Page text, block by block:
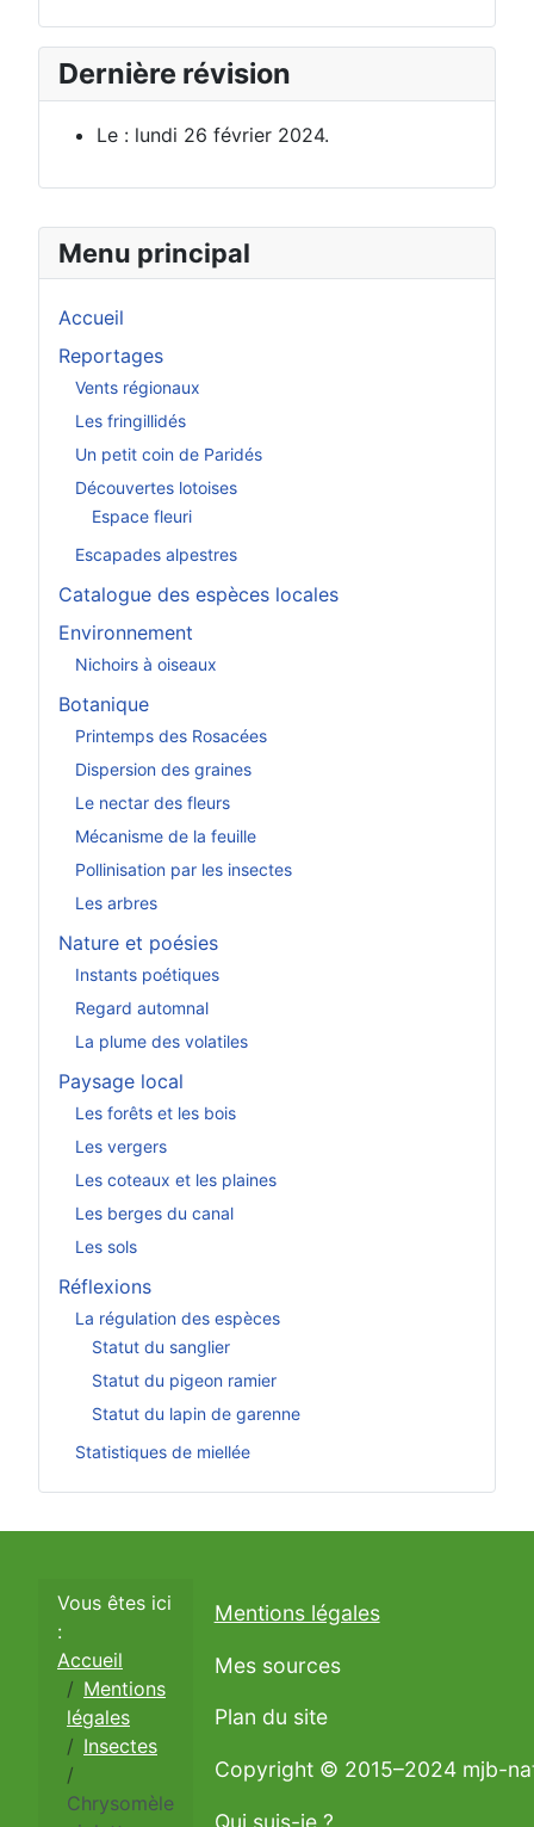
Menu principal
Accueil
Reportages
Vents régionaux
Les fringillidés
Un petit coin de Paridés
Découvertes lotoises
Espace fleuri
Escapades alpestres
Catalogue des espèces locales
Environnement
Nichoirs à oiseaux
Botanique
Printemps des Rosacées
Dispersion des graines
Le nectar des fleurs
Mécanisme de la feuille
Pollinisation par les insectes
Les arbres
Nature et poésies
Instants poétiques
Regard automnal
La plume des volatiles
Paysage local
Les forêts et les bois
Les vergers
Les coteaux et les plaines
Les berges du canal
Les sols
Réflexions
La régulation des espèces
Statut du sanglier
Statut du pigeon ramier
Statut du lapin de garenne
Statistiques de miellée
Dernière révision
Le : lundi 26 février 2024.
Vous êtes ici
:
Accueil
Mentions
légales
Insectes
Chrysomèle
Mentions légales
Mes sources
Plan du site
Copyright © 2015–2024 mjb-
Qui suis-je ?